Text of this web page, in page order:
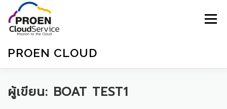
content
PROEN CLOUD
Menu
HOME BLOGS E-MAGZINE
ผู้เขียน: BOAT TEST1